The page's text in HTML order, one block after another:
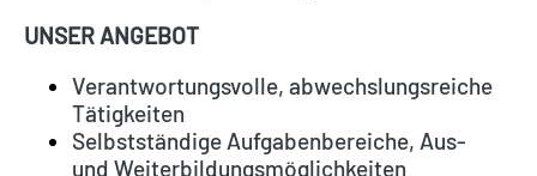
UNSER ANGEBOT
​​Verantwortungsvolle, abwechslungsreiche
Tätigkeiten
Selbstständige Aufgabenbereiche, Aus-
und Weiterbildungsmöglichkeiten